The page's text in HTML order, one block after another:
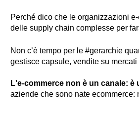
Perché dico che le organizzazioni
delle supply chain complesse per
Non c’è tempo per le #gerarchie
gestisce capsule, vendite su
L'e-commerce non è un canale:
aziende che sono nate